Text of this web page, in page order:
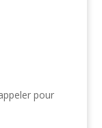
pour